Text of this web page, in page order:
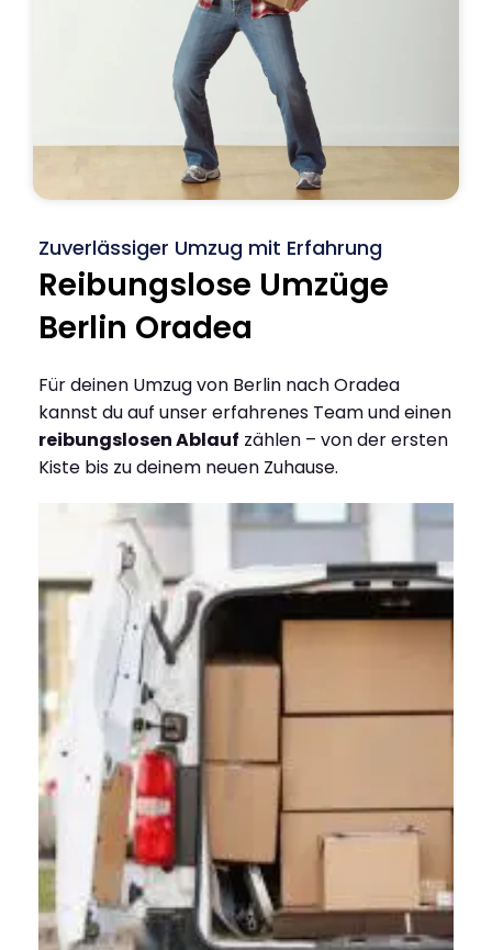
Zuverlässiger Umzug mit Erfahrung
Reibungslose Umzüge
Berlin Oradea
Für deinen Umzug von Berlin nach Oradea
kannst du auf unser erfahrenes Team und einen
reibungslosen Ablauf zählen – von der ersten
Kiste bis zu deinem neuen Zuhause.